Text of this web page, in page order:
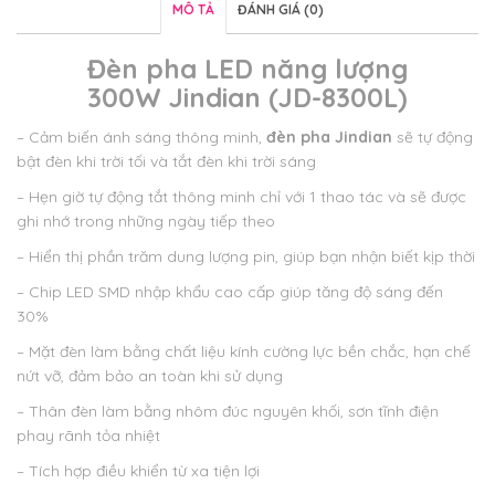
MÔ TẢ ĐÁNH GIÁ (0)
Đèn pha LED năng lượng
300W Jindian (JD-8300L)
– Cảm biến ánh sáng thông minh, đèn pha Jindian sẽ tự động
bật đèn khi trời tối và tắt đèn khi trời sáng
– Hẹn giờ tự động tắt thông minh chỉ với 1 thao tác và sẽ được
ghi nhớ trong những ngày tiếp theo
– Hiển thị phần trăm dung lượng pin, giúp bạn nhận biết kịp thời
– Chip LED SMD nhập khẩu cao cấp giúp tăng độ sáng đến
30%
– Mặt đèn làm bằng chất liệu kính cường lực bền chắc, hạn chế
nứt vỡ, đảm bảo an toàn khi sử dụng
– Thân đèn làm bằng nhôm đúc nguyên khối, sơn tĩnh điện
phay rãnh tỏa nhiệt
– Tích hợp điều khiển từ xa tiện lợi